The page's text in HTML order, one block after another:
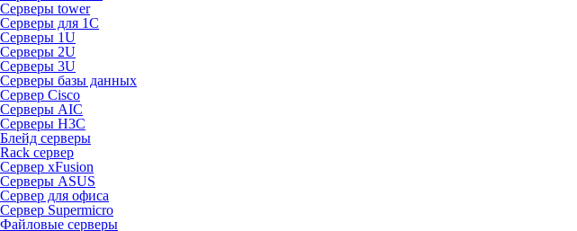
Серверы tower
Серверы для 1C
Серверы 1U
Серверы 2U
Серверы 3U
Серверы базы данных
Сервер Cisco
Серверы AIC
Серверы H3C
Блейд серверы
Rack сервер
Сервер xFusion
Серверы ASUS
Сервер для офиса
Сервер Supermicro
Файловые серверы